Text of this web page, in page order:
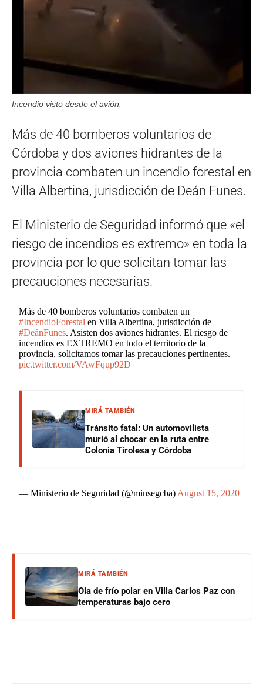
Incendio visto desde el avión.
Más de 40 bomberos voluntarios de
Córdoba y dos aviones hidrantes de la
provincia combaten un incendio forestal en
Villa Albertina, jurisdicción de Deán Funes.
El Ministerio de Seguridad informó que «el
riesgo de incendios es extremo» en toda la
provincia por lo que solicitan tomar las
precauciones necesarias.
Más de 40 bomberos voluntarios combaten un
#IncendioForestal en Villa Albertina, jurisdicción de
#DeánFunes. Asisten dos aviones hidrantes. El riesgo de
incendios es EXTREMO en todo el territorio de la
provincia, solicitamos tomar las precauciones pertinentes.
pic.twitter.com/VAwFqup92D
MIRÁ TAMBIÉN
Tránsito fatal: Un automovilista
murió al chocar en la ruta entre
Colonia Tirolesa y Córdoba
— Ministerio de Seguridad (@minsegcba) August 15, 2020
MIRÁ TAMBIÉN
Ola de frío polar en Villa Carlos Paz con
temperaturas bajo cero